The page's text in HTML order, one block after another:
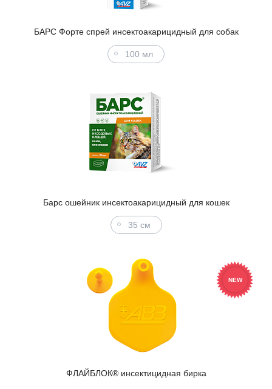
БАРС Форте спрей инсектоакарицидный для собак
100 мл
Барс ошейник инсектоакарицидный для кошек
35 см
NEW
ФЛАЙБЛОК® инсектицидная бирка